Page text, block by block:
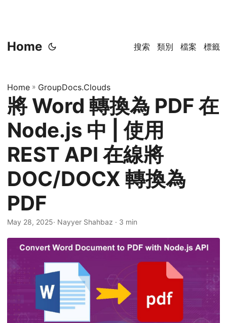
Home 搜索 類別 檔案 標籤
Home » GroupDocs.Clouds
將 Word 轉換為 PDF 在
Node.js 中 | 使用
REST API 在線將
DOC/DOCX 轉換為
PDF
May 28, 2025· Nayyer Shahbaz · 3 min